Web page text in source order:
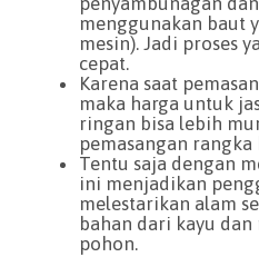
menggunakan baut
mesin). Jadi proses
cepat.
Karena saat
maka harga untuk
ringan bisa lebih
pemasangan rangka
Tentu saja dengan
ini menjadikan
melestarikan alam
bahan dari kayu
pohon.